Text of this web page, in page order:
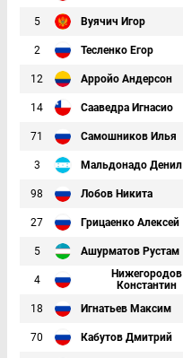
5 Вуячич Игор
2 Тесленко Егор
12 Арройо Андерсон
14 Сааведра Игнасио
71 Самошников Илья
3 Мальдонадо Денил
98 Лобов Никита
27 Грицаенко Алексей
5 Ашурматов Рустам
4
Нижегородов
Константин
18 Игнатьев Максим
70 Кабутов Дмитрий